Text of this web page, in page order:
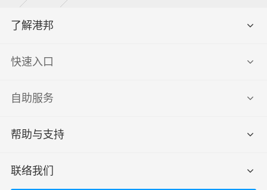
了解港邦
快速入口
自助服务
帮助与支持
联络我们